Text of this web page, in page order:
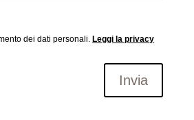
dei dati personali.Leggi la privacy
Invia